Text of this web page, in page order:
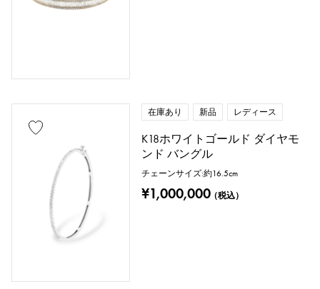
在庫あり 新品 レディース
K18ホワイトゴールド ダイヤモ
ンド バングル
チェーンサイズ:約16.5cm
¥1,000,000（税込）